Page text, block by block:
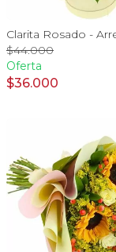
$44.000
Oferta
$36.000